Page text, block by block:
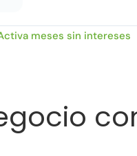
meses sin intereses